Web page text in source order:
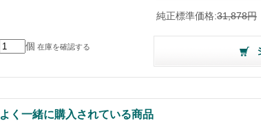
純正標準価格:31,878円
個 在庫を確認する
よく一緒に購入されている商品